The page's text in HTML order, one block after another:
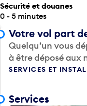
Sécurité et douanes
0 - 5 minutes
Votre vol part
Quelqu’un vous
à être déposé aux
SERVICES ET
Services